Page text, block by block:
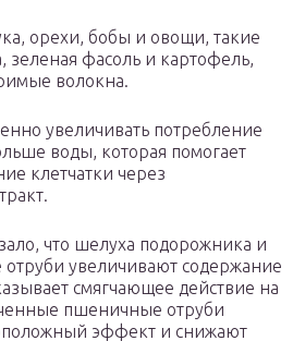
орехи, бобы и овощи, такие
зеленая фасоль и картофель,
волокна.
увеличивать потребление
воды, которая помогает
клетчатки через
что шелуха подорожника и
увеличивают содержание
смягчающее действие на
пшеничные отруби
эффект и снижают